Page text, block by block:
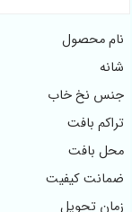
نام محصول
شانه
جنس نخ خاب
تراکم بافت
محل بافت
ضمانت کیفیت
زمان تحویل